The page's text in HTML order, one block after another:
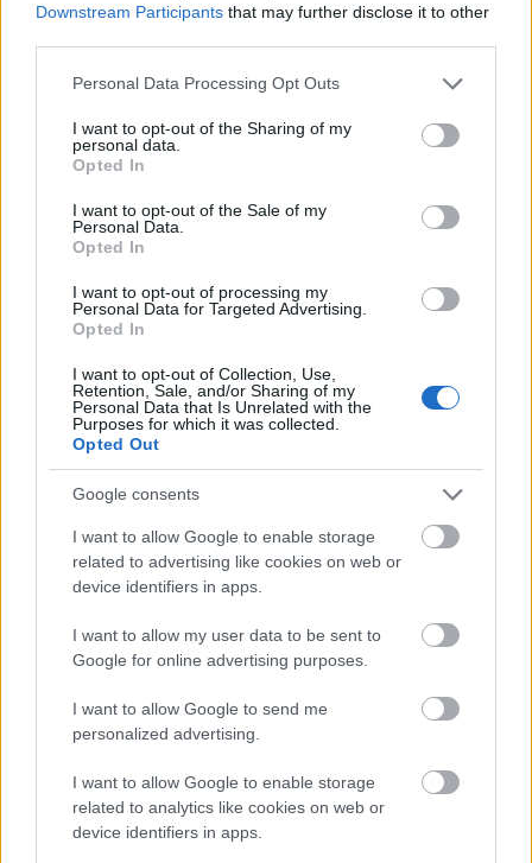
Downstream Participants that may further disclose it to other
Please note that this website/app uses one or more Google
not limited to your visit or usage behaviour. You may click to
grant or deny consent to Google and its third-party tags to
use your data for below specified purposes in below Google
consent section.
Personal Data Processing Opt Outs
I want to opt-out of the Sharing of my
personal data.
Opted In
I want to opt-out of the Sale of my
Personal Data.
Opted In
I want to opt-out of processing my
Personal Data for Targeted Advertising.
Opted In
I want to opt-out of Collection, Use,
Retention, Sale, and/or Sharing of my
Personal Data that Is Unrelated with the
Purposes for which it was collected.
Opted Out
Google consents
I want to allow Google to enable storage
related to advertising like cookies on web or
device identifiers in apps.
I want to allow my user data to be sent to
Google for online advertising purposes.
I want to allow Google to send me
personalized advertising.
I want to allow Google to enable storage
related to analytics like cookies on web or
device identifiers in apps.
A pénteki napfogyatkozás élesben
tesztelte a német villamosenergia-
rendszer életképességét
Fülöp Orsolya• 2015. március 22.
Szerző: Fülöp OrsolyaNémetországban egy
naposabb napon a termelt áram 40%-át napelemek
állítják elő. Ezek az elsötétedés hatására
kikapcsoltak, vagyis jelentős mennyiség esett ki
hirtelen a termelésből - ez jól látható az alábbi
rövid idő alatt…
Több (napelemmel termelt) fényt a
parlamentbe!